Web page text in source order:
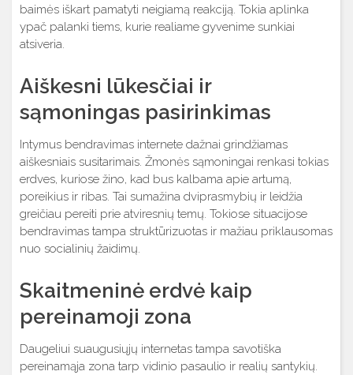
baimės iškart pamatyti neigiamą reakciją. Tokia aplinka
ypač palanki tiems, kurie realiame gyvenime sunkiai
atsiveria.
Aiškesni lūkesčiai ir
sąmoningas pasirinkimas
Intymus bendravimas internete dažnai grindžiamas
aiškesniais susitarimais. Žmonės sąmoningai renkasi tokias
erdves, kuriose žino, kad bus kalbama apie artumą,
poreikius ir ribas. Tai sumažina dviprasmybių ir leidžia
greičiau pereiti prie atviresnių temų. Tokiose situacijose
bendravimas tampa struktūrizuotas ir mažiau priklausomas
nuo socialinių žaidimų.
Skaitmeninė erdvė kaip
pereinamoji zona
Daugeliui suaugusiųjų internetas tampa savotiška
pereinamąja zona tarp vidinio pasaulio ir realių santykių.